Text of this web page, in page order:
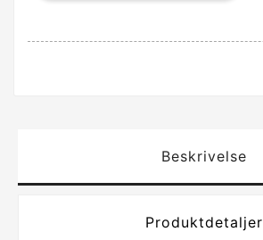
Beskrivelse
Produktdetaljer